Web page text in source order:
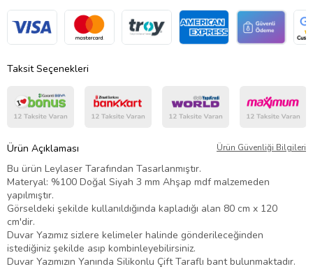
Taksit Seçenekleri
Ürün Açıklaması Ürün Güvenliği Bilgileri
Bu ürün Leylaser Tarafından Tasarlanmıştır.
Materyal: %100 Doğal Siyah 3 mm Ahşap mdf malzemeden
yapılmıştır.
Görseldeki şekilde kullanıldığında kapladığı alan 80 cm x 120
cm'dir.
Duvar Yazımız sizlere kelimeler halinde gönderileceğinden
istediğiniz şekilde asıp kombinleyebilirsiniz.
Duvar Yazımızın Yanında Silikonlu Çift Taraflı bant bulunmaktadır.